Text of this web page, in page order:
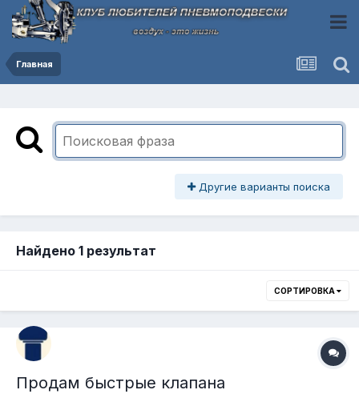
Главная
Другие варианты поиска
Найдено 1 результат
СОРТИРОВКА
Продам быстрые клапана